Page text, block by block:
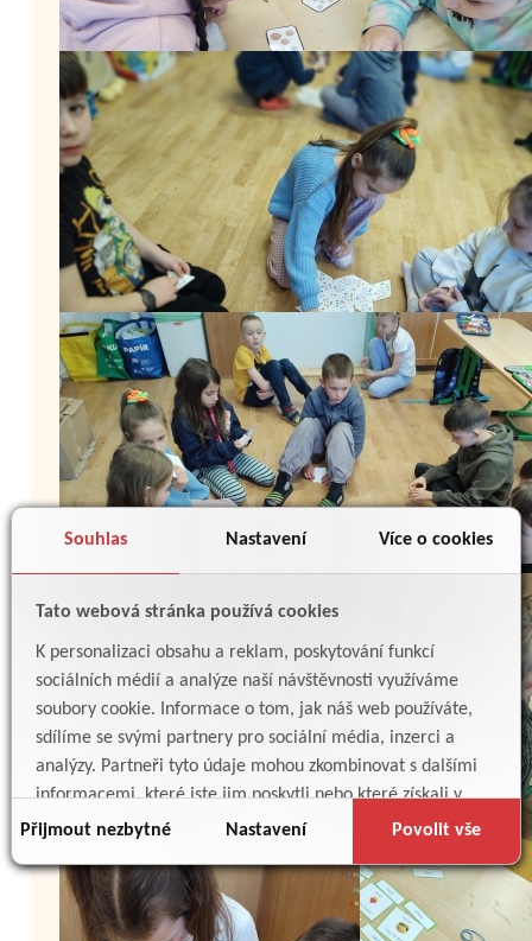
Souhlas Nastavení Více o cookies
Tato webová stránka používá cookies
K personalizaci obsahu a reklam, poskytování funkcí
sociálních médií a analýze naší návštěvnosti využíváme
soubory cookie. Informace o tom, jak náš web používáte,
sdílíme se svými partnery pro sociální média, inzerci a
analýzy. Partneři tyto údaje mohou zkombinovat s dalšími
informacemi, které jste jim poskytli nebo které získali v
důsledku toho, že používáte jejich služby.
Přijmout nezbytné Nastavení Povolit vše